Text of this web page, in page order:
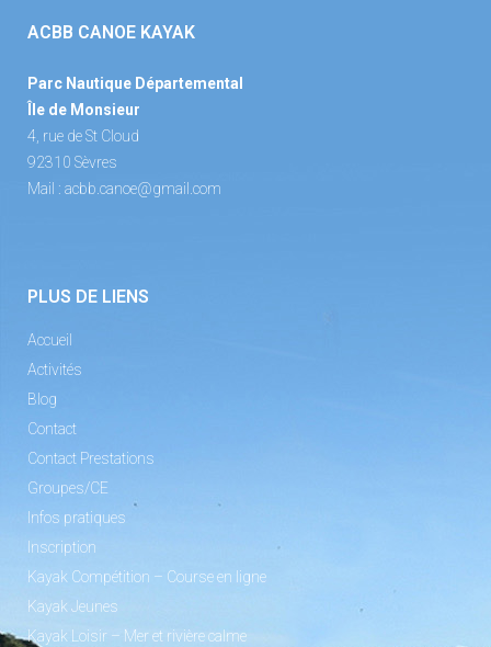
ACBB CANOE KAYAK
Parc Nautique Départemental
Île de Monsieur
4, rue de St Cloud
92310 Sèvres
Mail : acbb.canoe@gmail.com
PLUS DE LIENS
Accueil
Activités
Blog
Contact
Contact Prestations
Groupes/CE
Infos pratiques
Inscription
Kayak Compétition – Course en ligne
Kayak Jeunes
Kayak Loisir – Mer et rivière calme